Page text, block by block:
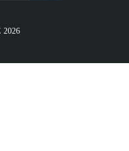
2026